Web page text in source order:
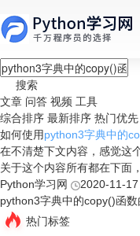
搜索
文章 问答 视频 工具
综合排序 最新排序 热门优先
如何使用python3字典中的
在不清楚下文内容，感觉这
关于这个内容所有都在下面
Python学习网
2020-11-17
python3字典中的copy()函
热门标签